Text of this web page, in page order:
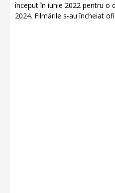
început în iunie 2022 pentru o
2024. Filmările s-au încheiat